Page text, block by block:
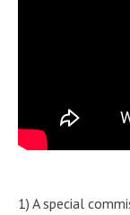
1) A special